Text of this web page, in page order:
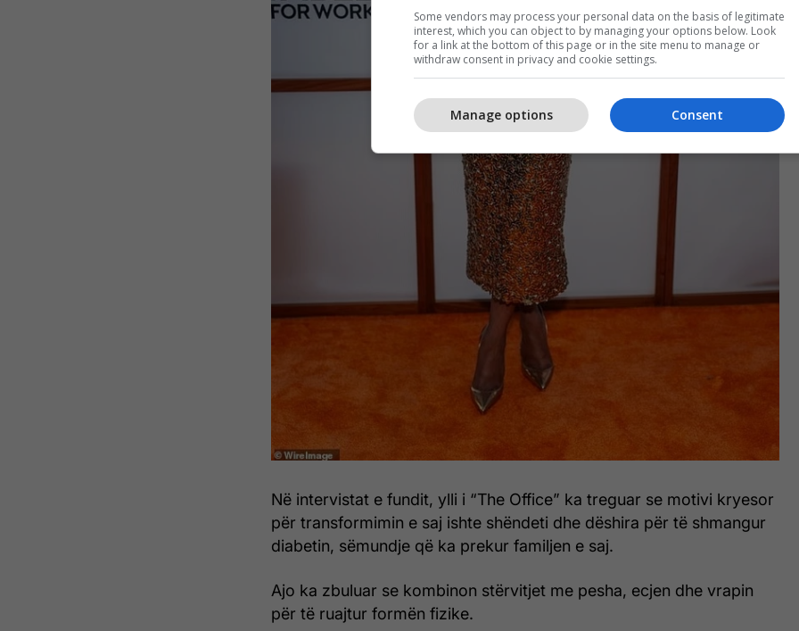
Në intervistat e fundit, ylli i “The Office” ka treguar se motivi kryesor
për transformimin e saj ishte shëndeti dhe dëshira për të shmangur
diabetin, sëmundje që ka prekur familjen e saj.
Ajo ka zbuluar se kombinon stërvitjet me pesha, ecjen dhe vrapin
për të ruajtur formën fizike.
Some vendors may process your personal data on the basis of legitimate
interest, which you can object to by managing your options below. Look
for a link at the bottom of this page or in the site menu to manage or
withdraw consent in privacy and cookie settings.
Consent
Manage options